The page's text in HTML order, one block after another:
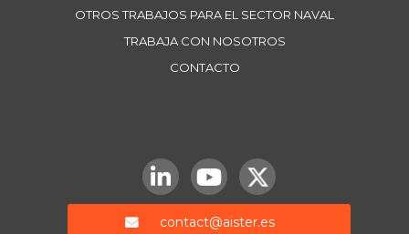
OTROS TRABAJOS PARA EL SECTOR NAVAL
TRABAJA CON NOSOTROS
CONTACTO
contact@aister.es